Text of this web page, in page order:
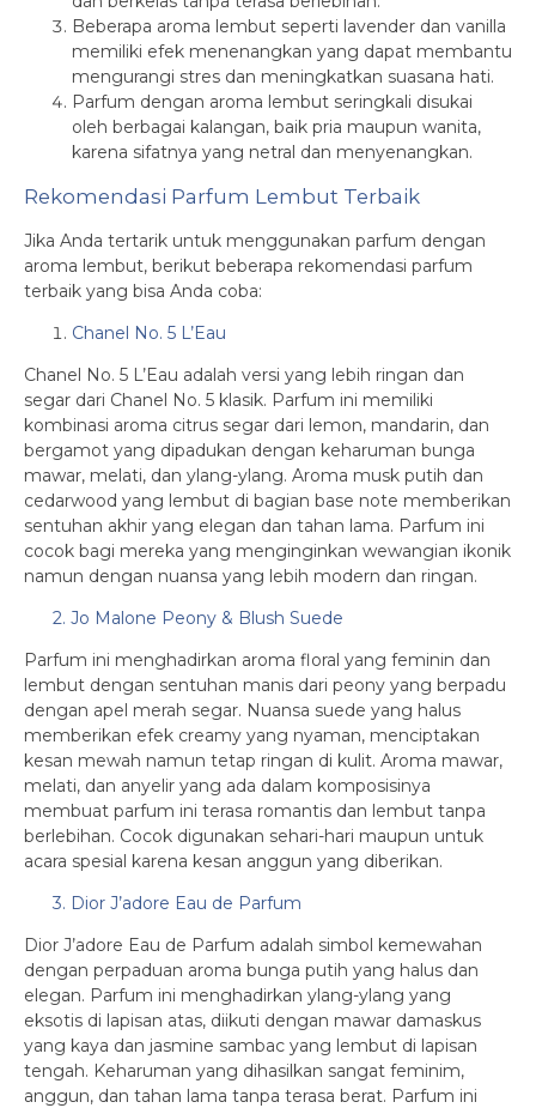
Beberapa aroma lembut seperti lavender dan vanilla
memiliki efek menenangkan yang dapat membantu
mengurangi stres dan meningkatkan suasana hati.
Parfum dengan aroma lembut seringkali disukai
oleh berbagai kalangan, baik pria maupun wanita,
karena sifatnya yang netral dan menyenangkan.
Rekomendasi Parfum Lembut Terbaik
Jika Anda tertarik untuk menggunakan parfum dengan
aroma lembut, berikut beberapa rekomendasi parfum
terbaik yang bisa Anda coba:
Chanel No. 5 L’Eau
Chanel No. 5 L’Eau adalah versi yang lebih ringan dan
segar dari Chanel No. 5 klasik. Parfum ini memiliki
kombinasi aroma citrus segar dari lemon, mandarin, dan
bergamot yang dipadukan dengan keharuman bunga
mawar, melati, dan ylang-ylang. Aroma musk putih dan
cedarwood yang lembut di bagian base note memberikan
sentuhan akhir yang elegan dan tahan lama. Parfum ini
cocok bagi mereka yang menginginkan wewangian ikonik
namun dengan nuansa yang lebih modern dan ringan.
2. Jo Malone Peony & Blush Suede
Parfum ini menghadirkan aroma floral yang feminin dan
lembut dengan sentuhan manis dari peony yang berpadu
dengan apel merah segar. Nuansa suede yang halus
memberikan efek creamy yang nyaman, menciptakan
kesan mewah namun tetap ringan di kulit. Aroma mawar,
melati, dan anyelir yang ada dalam komposisinya
membuat parfum ini terasa romantis dan lembut tanpa
berlebihan. Cocok digunakan sehari-hari maupun untuk
acara spesial karena kesan anggun yang diberikan.
3. Dior J’adore Eau de Parfum
Dior J’adore Eau de Parfum adalah simbol kemewahan
dengan perpaduan aroma bunga putih yang halus dan
elegan. Parfum ini menghadirkan ylang-ylang yang
eksotis di lapisan atas, diikuti dengan mawar damaskus
yang kaya dan jasmine sambac yang lembut di lapisan
tengah. Keharuman yang dihasilkan sangat feminim,
anggun, dan tahan lama tanpa terasa berat. Parfum ini